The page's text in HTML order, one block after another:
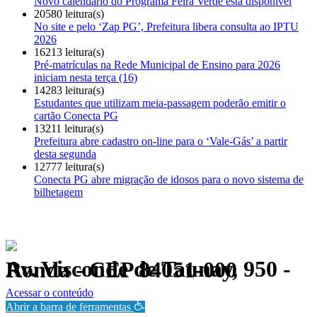
20580 leitura(s)
No site e pelo ‘Zap PG’, Prefeitura libera consulta ao IPTU
2026
16213 leitura(s)
Pré-matrículas na Rede Municipal de Ensino para 2026
iniciam nesta terça (16)
14283 leitura(s)
Estudantes que utilizam meia-passagem poderão emitir o
cartão Conecta PG
13211 leitura(s)
Prefeitura abre cadastro on-line para o ‘Vale-Gás’ a partir
desta segunda
12777 leitura(s)
Conecta PG abre migração de idosos para o novo sistema de
bilhetagem
Av. Visconde de Taunay, 950 - Ronda - CEP 84051-000
Política de Privacidade.
Acessar o conteúdo
Abrir a barra de ferramentas